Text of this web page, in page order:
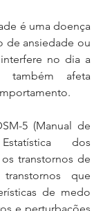
é uma doença
de ansiedade ou
no dia a
afeta
5 (Manual de
dos
transtornos de
que
de medo